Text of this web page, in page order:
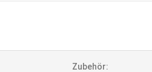
Zubehör: